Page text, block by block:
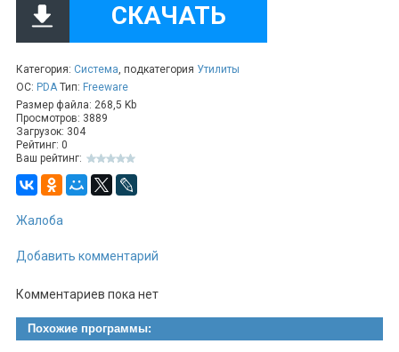
СКАЧАТЬ
Категория: Система, подкатегория Утилиты
ОС: PDAТип: Freeware
Размер файла: 268,5 Kb
Просмотров: 3889
Загрузок: 304
Рейтинг: 0
Ваш рейтинг:
Жалоба
Добавить комментарий
Комментариев пока нет
Похожие программы: